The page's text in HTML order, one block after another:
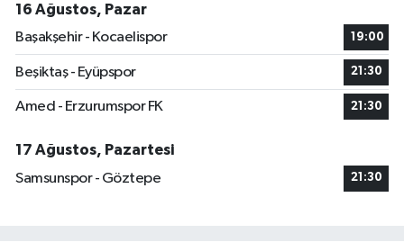
16 Ağustos, Pazar
Başakşehir - Kocaelispor
19:00
Beşiktaş - Eyüpspor 21:30
Amed - Erzurumspor FK 21:30
17 Ağustos, Pazartesi
Samsunspor - Göztepe
21:30